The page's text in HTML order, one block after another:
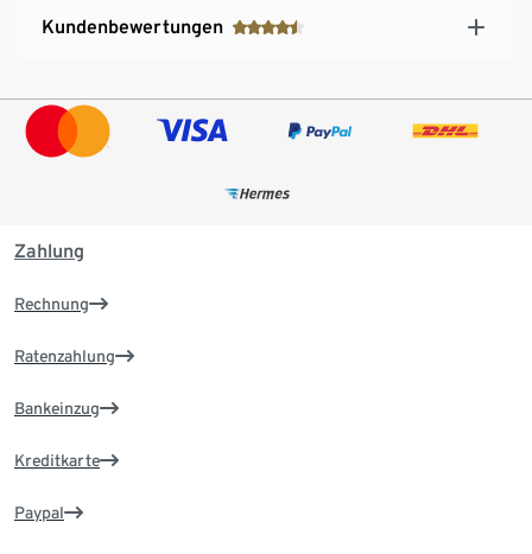
Kundenbewertungen
Zahlung
Rechnung
Ratenzahlung
Bankeinzug
Kreditkarte
Paypal